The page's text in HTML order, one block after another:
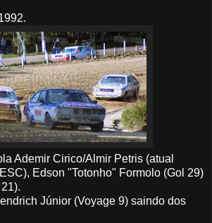
Ademir Cirico/Almir Petris (atual
Edson "Totonho" Formolo (Gol 29)
Júnior (Voyage 9) saindo dos